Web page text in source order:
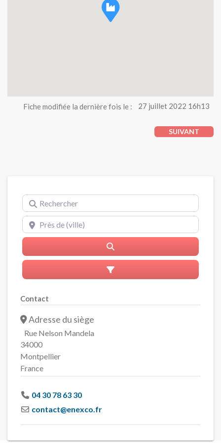
Fiche modifiée la dernière fois le : 27 juillet 2022 16h13
SUIVANT
Rechercher
Près de (ville)
Advanced Filters
Contact
Adresse du siège
Rue Nelson Mandela
34000
Montpellier
France
04 30 78 63 30
contact@enexco.fr